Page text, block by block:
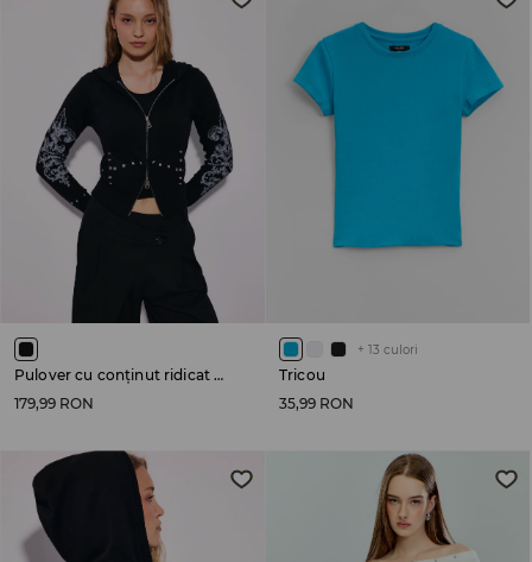
Pulover cu conținut ridicat de bumbac
179,99 RON
+ 13 culori
Tricou
35,99 RON